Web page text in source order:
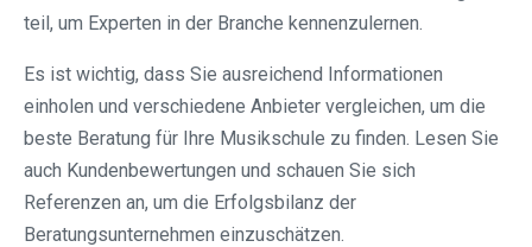
teil, um Experten in der Branche kennenzulernen.
Es ist wichtig, dass Sie ausreichend Informationen
einholen und verschiedene Anbieter vergleichen, um die
beste Beratung für Ihre Musikschule zu finden. Lesen Sie
auch Kundenbewertungen und schauen Sie sich
Referenzen an, um die Erfolgsbilanz der
Beratungsunternehmen einzuschätzen.